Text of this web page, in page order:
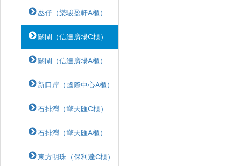
氹仔（樂駿盈軒A櫃）
關閘（信達廣場C櫃）
關閘（信達廣場A櫃）
新口岸（國際中心A櫃）
石排灣（擎天匯C櫃）
石排灣（擎天匯A櫃）
東方明珠（保利達C櫃）